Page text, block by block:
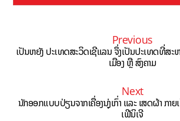
Previous
ເປັນຫຍັງ ປະເທດສະວິດເຊີແລນ ຈຶ່ງເປັນປະເທດທີ່ສະ
ເມືອງ ຫຼື ສົງຄາມ
Next
ນັກອອກແບບປ່ຽນຈາກເຄື່ອງນຸ່ງເກົ່າ ແລະ ເສດຜ້າ ກາ
ເຟີນິເຈີ